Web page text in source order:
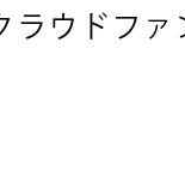
ラウドファ